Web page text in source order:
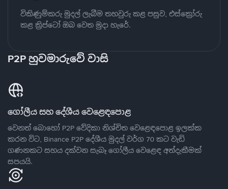
විකිණුම්කරු මුදල් ලැබීම තහවුරු කළ පසුව, එස්ක්‍රෝරු
කළ ක්‍රිප්ටෝ ඔබ වෙත මුදා හැරේ.
P2P හුවමාරුවේ වාසි
ගෝලීය සහ දේශීය වෙළෙඳපොළ
වෙනත් බොහෝ P2P වේදිකා නිශ්චිත වෙළෙඳපොළ ඉලක්ක
කරන විට, Binance P2P දේශීය මුදල් වර්ග 70 කට වැඩි
ගණනකට සහය දක්වන සැබෑ ගෝලීය වෙළෙඳ අත්දැකීමක්
සපයයි.